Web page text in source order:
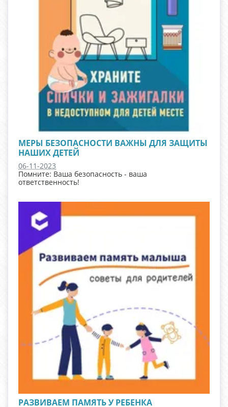
МЕРЫ БЕЗОПАСНОСТИ ВАЖНЫ ДЛЯ ЗАЩИТЫ
НАШИХ ДЕТЕЙ
06-11-2023
Помните: Ваша безопасность - ваша
ответственность!
РАЗВИВАЕМ ПАМЯТЬ У РЕБЕНКА